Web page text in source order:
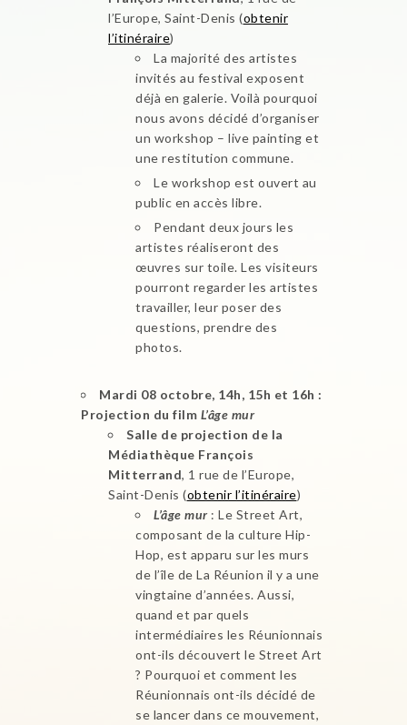
l’Europe, Saint-Denis (obtenir
l’itinéraire)
La majorité des artistes
invités au festival exposent
déjà en galerie. Voilà pourquoi
nous avons décidé d’organiser
un workshop – live painting et
une restitution commune.
Le workshop est ouvert au
public en accès libre.
Pendant deux jours les
artistes réaliseront des
œuvres sur toile. Les visiteurs
pourront regarder les artistes
travailler, leur poser des
questions, prendre des
photos.
Mardi 08 octobre, 14h, 15h et 16h :
Projection du film L’âge mur
Salle de projection de la
Médiathèque François
Mitterrand, 1 rue de l’Europe,
Saint-Denis (obtenir l’itinéraire)
L’âge mur : Le Street Art,
composant de la culture Hip-
Hop, est apparu sur les murs
de l’île de La Réunion il y a une
vingtaine d’années. Aussi,
quand et par quels
intermédiaires les Réunionnais
ont-ils découvert le Street Art
? Pourquoi et comment les
Réunionnais ont-ils décidé de
se lancer dans ce mouvement,